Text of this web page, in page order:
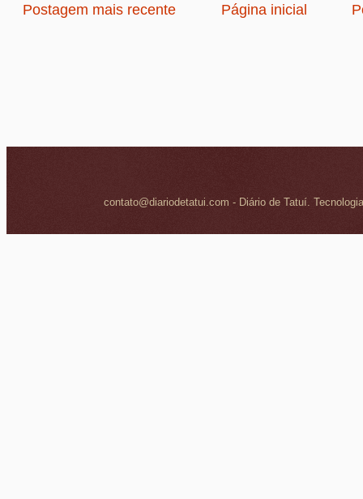
Postagem mais recente Página inicial
contato@diariodetatui.com - Diário de Tatuí.